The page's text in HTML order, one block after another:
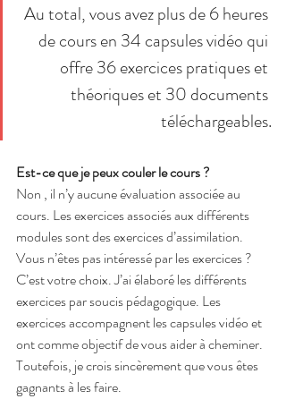
Au total, vous avez plus de 6 heures
de cours en 34 capsules vidéo qui
offre 36 exercices pratiques et
théoriques et 30 documents
téléchargeables.
Est-ce que je peux couler le cours ?
Non , il n’y aucune évaluation associée au
cours. Les exercices associés aux différents
modules sont des exercices d’assimilation.
Vous n’êtes pas intéressé par les exercices ?
C’est votre choix. J’ai élaboré les différents
exercices par soucis pédagogique. Les
exercices accompagnent les capsules vidéo et
ont comme objectif de vous aider à cheminer.
Toutefois, je crois sincèrement que vous êtes
gagnants à les faire.